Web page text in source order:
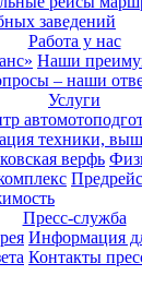
заведений
Работа у нас
Наши
– наши
Услуги
техники,
верфь
Пресс-служба
Информация
Контакты